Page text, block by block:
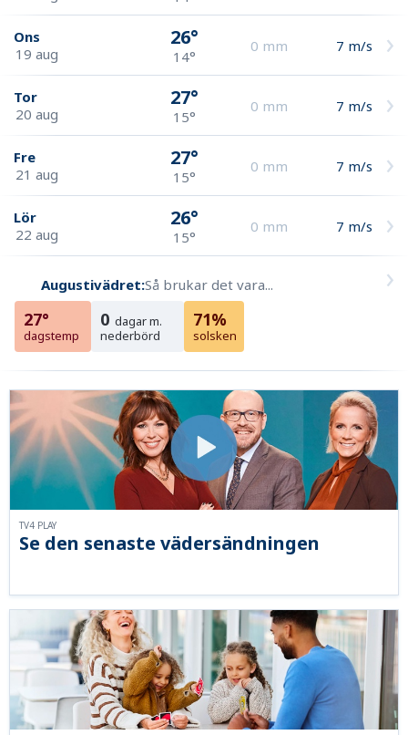
Ons
19 aug
26°
14°
0 mm 7 m/s
Tor
20 aug
27°
15°
0 mm 7 m/s
Fre
21 aug
27°
15°
0 mm 7 m/s
Lör
22 aug
26°
15°
0 mm 7 m/s
Augustivädret:Så brukar det vara...
27°
dagstemp
0 dagar m.
nederbörd
71%
solsken
Se den senaste vädersändningen
TV4 PLAY